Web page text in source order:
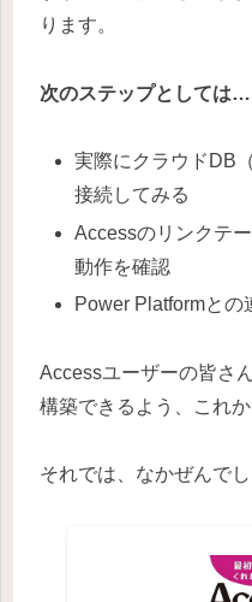
ります。
次のステップとしては…
実際にクラウドDB
接続してみる
Accessのリンクテ
動作を確認
Power Platformとの
Accessユーザーの皆さ
構築できるよう、これ
それでは、なかぜんでし